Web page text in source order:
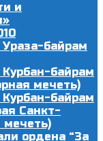
и
байрам
байрам
мечеть)
байрам
Санкт-
мечеть)
ордена “За